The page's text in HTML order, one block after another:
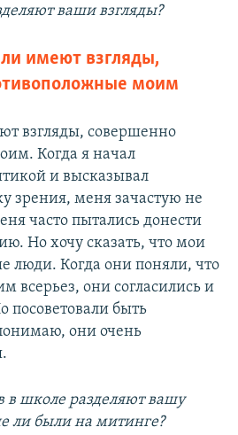
ваши взгляды?
имеют взгляды,
моим
взгляды, совершенно
Когда я начал
и высказывал
зрения, меня зачастую не
часто пытались донести
Но хочу сказать, что мои
люди. Когда они поняли, что
всерьез, они согласились и
быть
они очень
в школе разделяют вашу
ли были на митинге?